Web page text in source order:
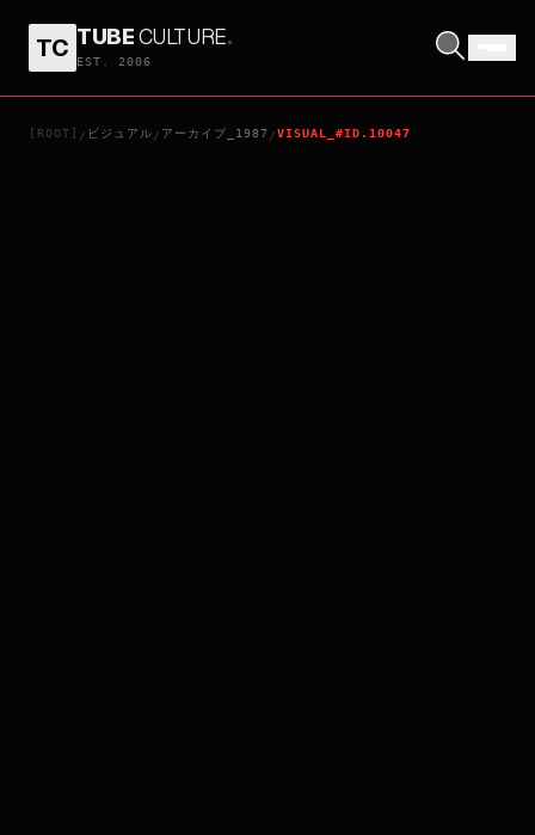
TC TUBECULTURE.
EST. 2006
[ROOT] / ビジュアル / アーカイブ_1987 /VISUAL_#ID.10047
聖闘士星矢 邪神エリス